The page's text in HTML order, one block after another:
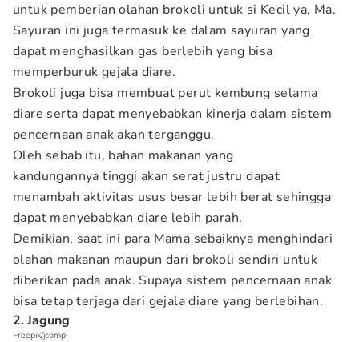
untuk pemberian olahan brokoli untuk si Kecil ya, Ma.
Sayuran ini juga termasuk ke dalam sayuran yang
dapat menghasilkan gas berlebih yang bisa
memperburuk gejala diare.
Brokoli juga bisa membuat perut kembung selama
diare serta dapat menyebabkan kinerja dalam sistem
pencernaan anak akan terganggu.
Oleh sebab itu, bahan makanan yang
kandungannya tinggi akan serat justru dapat
menambah aktivitas usus besar lebih berat sehingga
dapat menyebabkan diare lebih parah.
Demikian, saat ini para Mama sebaiknya menghindari
olahan makanan maupun dari brokoli sendiri untuk
diberikan pada anak. Supaya sistem pencernaan anak
bisa tetap terjaga dari gejala diare yang berlebihan.
2. Jagung
Freepik/jcomp